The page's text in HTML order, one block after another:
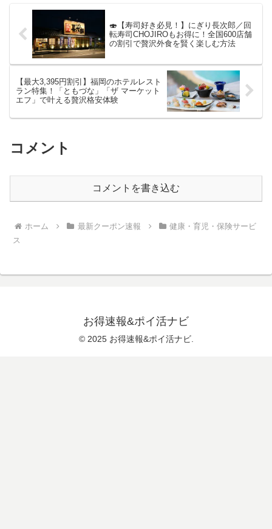
🍣【寿司好き必見！】にぎり長次郎／回
転寿司CHOJIROもお得に！全国600店舗
の割引で贅沢外食を賢く楽しむ方法
【最大3,395円割引】福岡のホテルレスト
ラン特集！「ともづな」「ザ マーケット
エフ」で叶える贅沢格安体験
コメント
コメントを書き込む
ホーム 最新クーポン速報
健康・育児・保険サービ
ス
お得速報&ポイ活ナビ
© 2025 お得速報&ポイ活ナビ.